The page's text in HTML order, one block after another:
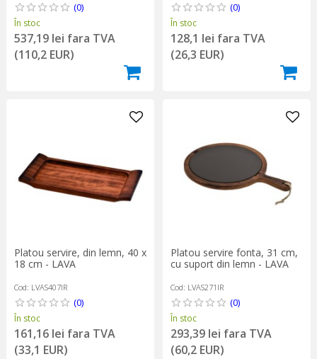
(0)
În stoc
537,19 lei fara TVA
(110,2 EUR)
(0)
În stoc
128,1 lei fara TVA
(26,3 EUR)
Platou servire, din lemn, 40 x
18 cm - LAVA
Cod: LVAS407IR
(0)
În stoc
161,16 lei fara TVA
(33,1 EUR)
Platou servire fonta, 31 cm,
cu suport din lemn - LAVA
Cod: LVAS271IR
(0)
În stoc
293,39 lei fara TVA
(60,2 EUR)